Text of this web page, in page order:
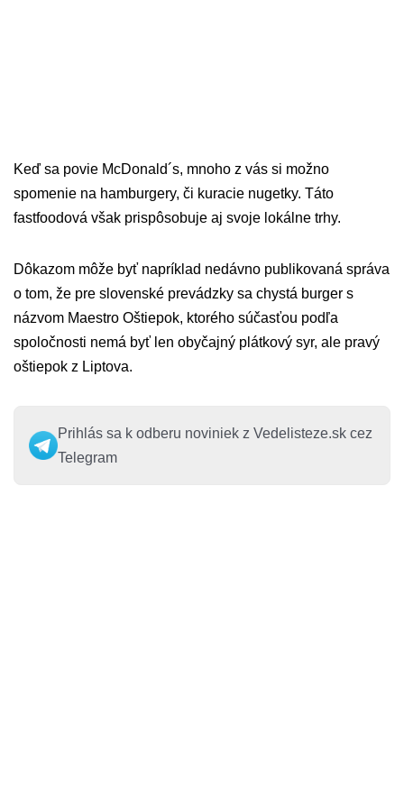
Keď sa povie McDonald´s, mnoho z vás si možno
spomenie na hamburgery, či kuracie nugetky. Táto
fastfoodová však prispôsobuje aj svoje lokálne trhy.
Dôkazom môže byť napríklad nedávno publikovaná správa
o tom, že pre slovenské prevádzky sa chystá burger s
názvom Maestro Oštiepok, ktorého súčasťou podľa
spoločnosti nemá byť len obyčajný plátkový syr, ale pravý
oštiepok z Liptova.
Prihlás sa k odberu noviniek z Vedelisteze.sk cez
Telegram